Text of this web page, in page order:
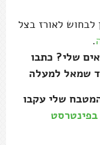
לבחוש לאורז בצל
.
שלי? כתבו
שמאל למעלה
שלי עקבו
בפינטרסט